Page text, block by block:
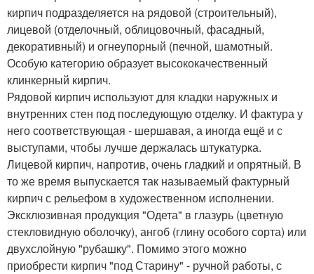
кирпич подразделяется на рядовой (строительный),
лицевой (отделочный, облицовочный, фасадный,
декоративный) и огнеупорный (печной, шамотный.
Особую категорию образует высококачественный
клинкерный кирпич.
Рядовой кирпич используют для кладки наружных и
внутренних стен под последующую отделку. И фактура у
него соответствующая - шершавая, а иногда ещё и с
выступами, чтобы лучше держалась штукатурка.
Лицевой кирпич, напротив, очень гладкий и опрятный. В
то же время выпускается так называемый фактурный
кирпич с рельефом в художественном исполнении.
Эксклюзивная продукция "Одета" в глазурь (цветную
стекловидную оболочку), ангоб (глину особого сорта) или
двухслойную "рубашку". Помимо этого можно
приобрести кирпич "под Старину" - ручной работы, с